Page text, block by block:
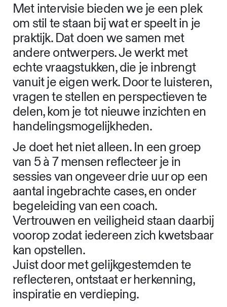
Met intervisie bieden we je een plek
om stil te staan bij wat er speelt in je
praktijk. Dat doen we samen met
andere ontwerpers. Je werkt met
echte vraagstukken, die je inbrengt
vanuit je eigen werk. Door te luisteren,
vragen te stellen en perspectieven te
delen, kom je tot nieuwe inzichten en
handelingsmogelijkheden.
Je doet het niet alleen. In een groep
van 5 à 7 mensen reflecteer je in
sessies van ongeveer drie uur op een
aantal ingebrachte cases, en onder
begeleiding van een coach.
Vertrouwen en veiligheid staan daarbij
voorop zodat iedereen zich kwetsbaar
kan opstellen.
Juist door met gelijkgestemden te
reflecteren, ontstaat er herkenning,
inspiratie en verdieping.